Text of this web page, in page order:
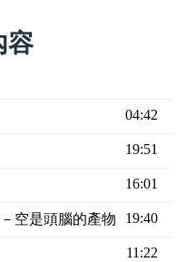
容
04:42
19:51
16:01
空是頭腦的產物 19:40
11:22